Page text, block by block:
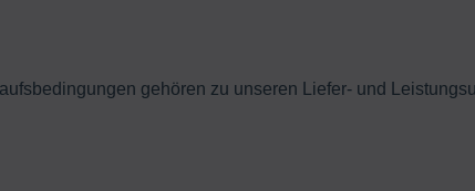
gehören zu unseren Liefer- und